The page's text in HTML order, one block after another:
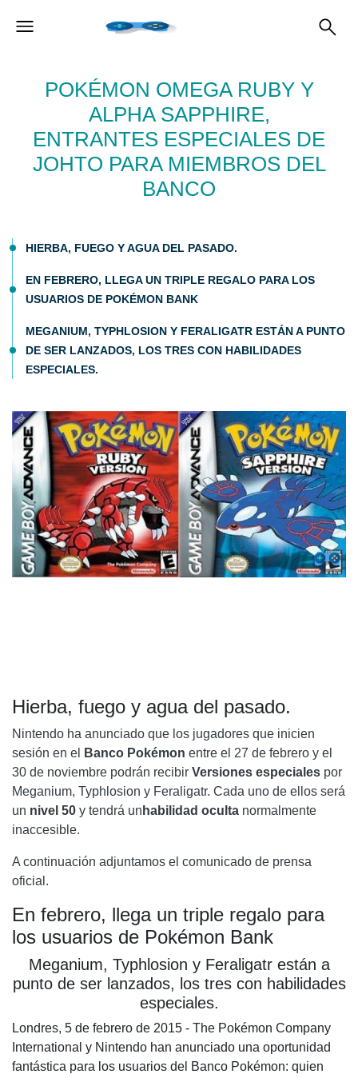
POKÉMON OMEGA RUBY Y
ALPHA SAPPHIRE,
ENTRANTES ESPECIALES DE
JOHTO PARA MIEMBROS DEL
BANCO
HIERBA, FUEGO Y AGUA DEL PASADO.
EN FEBRERO, LLEGA UN TRIPLE REGALO PARA LOS
USUARIOS DE POKÉMON BANK
MEGANIUM, TYPHLOSION Y FERALIGATR ESTÁN A PUNTO
DE SER LANZADOS, LOS TRES CON HABILIDADES
ESPECIALES.
Hierba, fuego y agua del pasado.
Nintendo ha anunciado que los jugadores que inicien
sesión en el
Banco Pokémon entre el 27 de febrero y el
30 de noviembre podrán recibir Versiones especiales por
Meganium, Typhlosion y Feraligatr. Cada uno de ellos será
un nivel 50 y tendrá un habilidad oculta normalmente
inaccesible.
A continuación adjuntamos el comunicado de prensa
oficial.
En febrero, llega un triple regalo para
los usuarios de Pokémon Bank
Meganium, Typhlosion y Feraligatr están a
punto de ser lanzados, los tres con habilidades
especiales.
Londres, 5 de febrero de 2015 - The Pokémon Company
International y Nintendo han anunciado una oportunidad
fantástica para los usuarios del Banco Pokémon: quien